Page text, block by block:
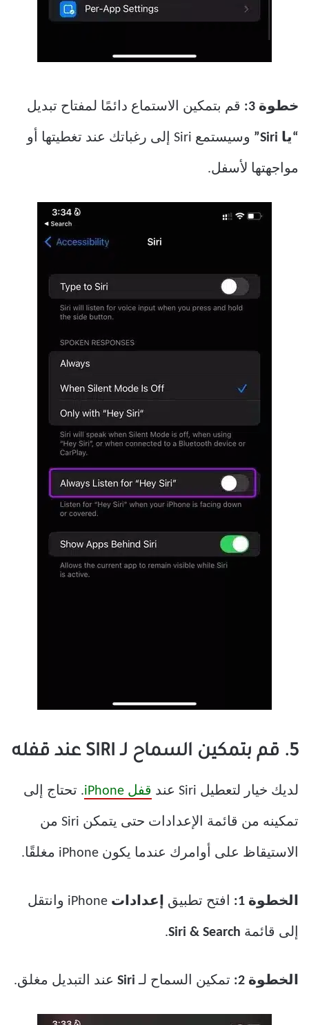
خطوة 3: قم بتمكين الاستماع دائمًا لمفتاح تبديل
“يا Siri” وسيستمع Siri إلى رغباتك عند تغطيتها أو
مواجهتها لأسفل.
5. قم بتمكين السماح لـ SIRI عند قفله
لديك خيار لتعطيل Siri عند قفل iPhone . تحتاج إلى
تمكينه من قائمة الإعدادات حتى يتمكن Siri من
الاستيقاظ على أوامرك عندما يكون iPhone مغلقًا.
الخطوة 1: افتح تطبيق إعدادات iPhone وانتقل
إلى قائمة Siri & Search
.
الخطوة 2: تمكين السماح لـ Siri عند التبديل مغلق.